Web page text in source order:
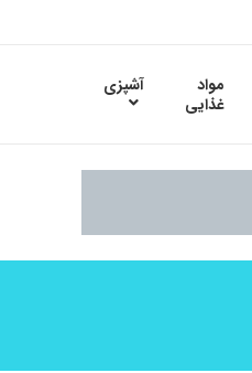
مواد
غذایی
آشپزی